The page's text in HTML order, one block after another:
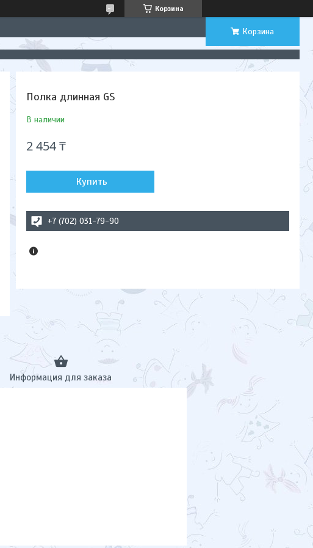
Корзина
Корзина
Полка длинная GS
В наличии
2 454 ₸
Купить
+7 (702) 031-79-90
Информация для заказа